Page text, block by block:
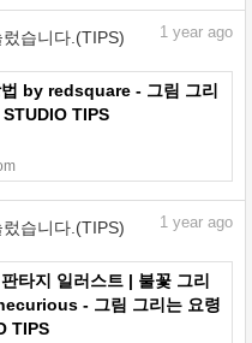
습니다.(TIPS) 1 year ago
by redsquare - 그림 그리
TIPS
습니다.(TIPS) 1 year ago
타지 일러스트 | 불꽃 그리
- 그림 그리는 요령
TIPS